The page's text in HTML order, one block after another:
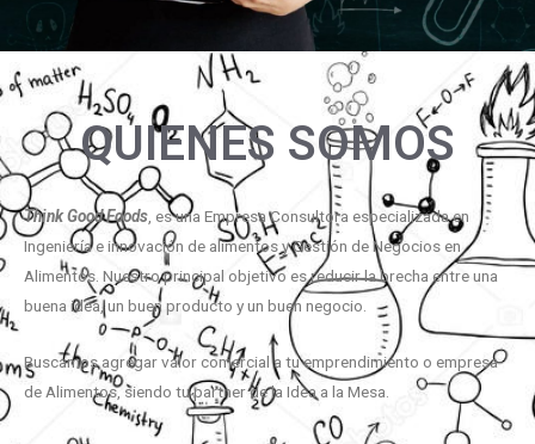
QUIENES SOMOS
Think Good Foods , es una Empresa Consultora especializada en
Ingeniería e innovación de alimentos y Gestión de Negocios en
Alimentos. Nuestro principal objetivo es reducir la brecha entre una
buena idea, un buen producto y un buen negocio.
Buscamos agregar valor comercial a tu emprendimiento o empresa
de Alimentos, siendo tu partner de la Idea a la Mesa.